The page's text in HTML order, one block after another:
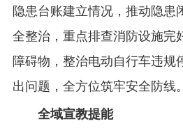
隐患台账建立情况，推动隐患
全整治，重点排查消防设施完
障碍物，整治电动自行车违规
出问题，全方位筑牢安全防线。
全域宣教提能